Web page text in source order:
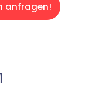
anfragen!